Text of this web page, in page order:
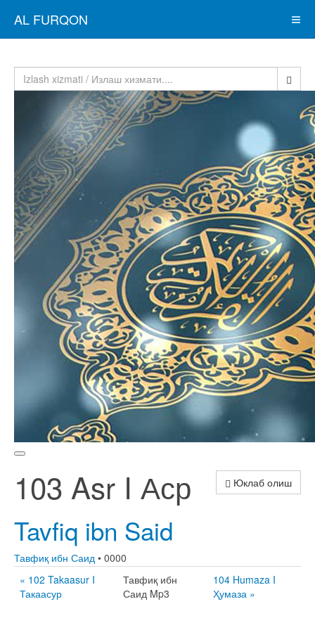
AL FURQON
Юклаб олиш
103 Asr I Аср
Tavfiq ibn Said
Тавфиқ ибн Саид • 0000
« 102 Takaasur I
Такаасур
Тавфиқ ибн
Саид Mp3
104 Humaza I
Ҳумаза »